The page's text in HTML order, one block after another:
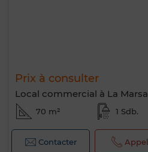
Prix à consulter
Local commercial à La
70 m² 1 Sdb.
Contacter